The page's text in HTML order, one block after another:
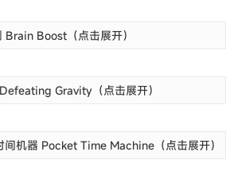
Boost（点击展开）
Gravity（点击展开）
间机器 Pocket Time Machine（点击展开）